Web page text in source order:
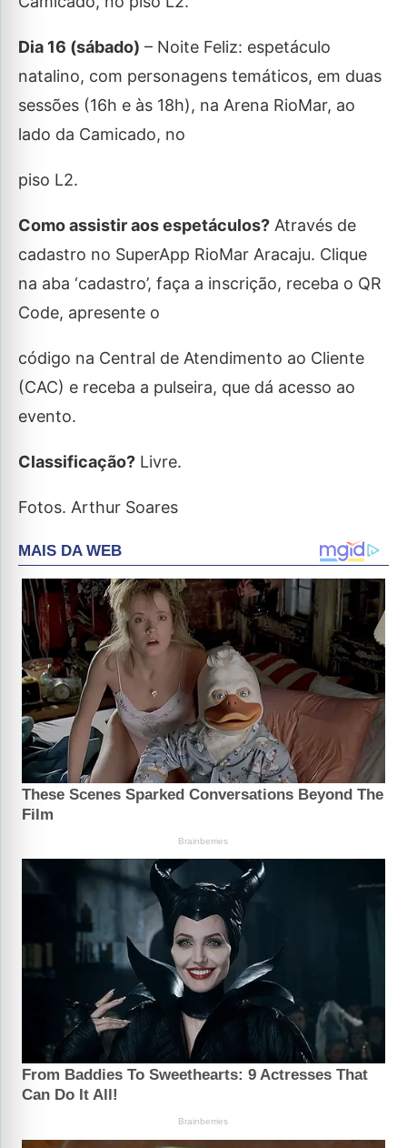
Dia 16 (sábado) – Noite Feliz: espetáculo
natalino, com personagens temáticos, em duas
sessões (16h e às 18h), na Arena RioMar, ao
lado da Camicado, no
piso L2.
Como assistir aos espetáculos? Através de
cadastro no SuperApp RioMar Aracaju. Clique
na aba ‘cadastro’, faça a inscrição, receba o QR
Code, apresente o
código na Central de Atendimento ao Cliente
(CAC) e receba a pulseira, que dá acesso ao
evento.
Classificação? Livre.
Fotos. Arthur Soares